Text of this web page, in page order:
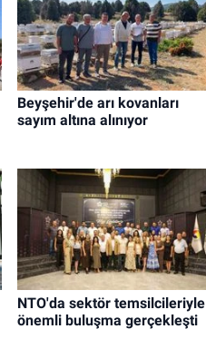
Beyşehir'de arı kovanları
sayım altına alınıyor
NTO'da sektör temsilcileriyle
önemli buluşma gerçekleşti